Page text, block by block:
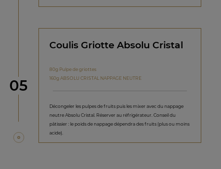
étape
05
Coulis Griotte Absolu Cristal
80g Pulpe de griottes
160g ABSOLU CRISTAL NAPPAGE NEUTRE
Décongeler les pulpes de fruits puis les mixer avec du nappage
neutre Absolu Cristal. Réserver au réfrigérateur. Conseil du
pâtissier : le poids de nappage dépendra des fruits (plus ou moins
acide).